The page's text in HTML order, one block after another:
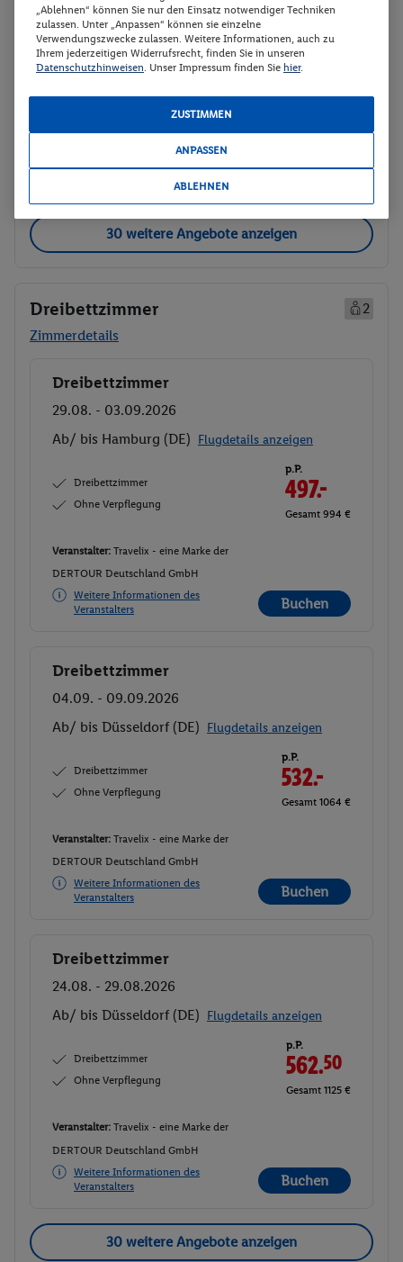
Ab/ bis Berlin (DE) Flugdetails anzeigen
Doppel- oder Zweibettzimmer
Ohne Verpflegung
p.P.
487.
Travelix - eine Marke der
Buchen
30 weitere Angebote anzeigen
Dreibettzimmer
2
Zimmerdetails
Buchen
Dreibettzimmer
29.08. - 03.09.2026
Ab/ bis Hamburg (DE) Flugdetails anzeigen
Dreibettzimmer
Ohne Verpflegung
p.P.
497.-
Gesamt 994 €
Veranstalter: Travelix - eine Marke der
DERTOUR Deutschland GmbH
Weitere Informationen des
Veranstalters
Buchen
Buchen
Dreibettzimmer
04.09. - 09.09.2026
Ab/ bis Düsseldorf (DE) Flugdetails anzeigen
Dreibettzimmer
Ohne Verpflegung
p.P.
532.-
Gesamt 1064 €
Veranstalter: Travelix - eine Marke der
DERTOUR Deutschland GmbH
Weitere Informationen des
Veranstalters
Buchen
Buchen
Dreibettzimmer
24.08. - 29.08.2026
Ab/ bis Düsseldorf (DE) Flugdetails anzeigen
Dreibettzimmer
Ohne Verpflegung
p.P.
562.50
Gesamt 1125 €
Veranstalter: Travelix - eine Marke der
DERTOUR Deutschland GmbH
Weitere Informationen des
Veranstalters
Buchen
30 weitere Angebote anzeigen
„Ablehnen“ können Sie nur den Einsatz notwendiger Techniken
zulassen. Unter „Anpassen“ können sie einzelne
Verwendungszwecke zulassen. Weitere Informationen, auch zu
Ihrem jederzeitigen Widerrufsrecht, finden Sie in unseren
Datenschutzhinweisen . Unser Impressum finden Sie hier.
ZUSTIMMEN
ANPASSEN
ABLEHNEN